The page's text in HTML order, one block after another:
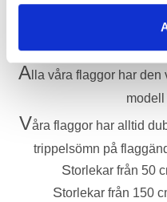
Sydda
A lla våra flaggor har
modell
Våra flaggor har alltid
trippelsömn på
Storlekar från 50
Storlekar från 150